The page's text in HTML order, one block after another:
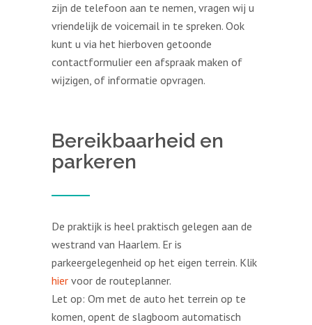
zijn de telefoon aan te nemen, vragen wij u
vriendelijk de voicemail in te spreken. Ook
kunt u via het hierboven getoonde
contactformulier een afspraak maken of
wijzigen, of informatie opvragen.
Bereikbaarheid en
parkeren
De praktijk is heel praktisch gelegen aan de
westrand van Haarlem. Er is
parkeergelegenheid op het eigen terrein. Klik
hier voor de routeplanner.
Let op: Om met de auto het terrein op te
komen, opent de slagboom automatisch